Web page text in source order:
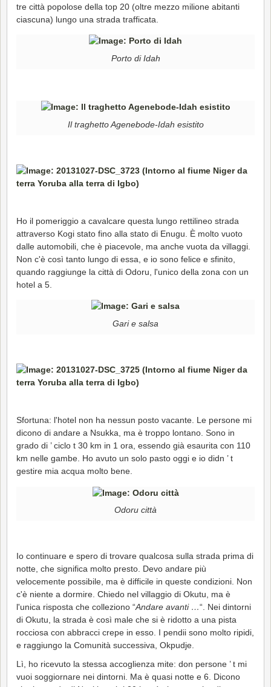
tre città popolose della top 20 (oltre mezzo milione abitanti
ciascuna) lungo una strada trafficata.
Porto di Idah
Il traghetto Agenebode-Idah esistito
Ho il pomeriggio a cavalcare questa lungo rettilineo strada
attraverso Kogi stato fino alla stato di Enugu. È molto vuoto
dalle automobili, che è piacevole, ma anche vuota da villaggi.
Non c'è così tanto lungo di essa, e io sono felice e sfinito,
quando raggiunge la città di Odoru, l'unico della zona con un
hotel a 5.
Gari e salsa
Sfortuna: l'hotel non ha nessun posto vacante. Le persone mi
dicono di andare a Nsukka, ma è troppo lontano. Sono in
grado di ’ ciclo t 30 km in 1 ora, essendo già esaurita con 110
km nelle gambe. Ho avuto un solo pasto oggi e io didn ’ t
gestire mia acqua molto bene.
Odoru città
Io continuare e spero di trovare qualcosa sulla strada prima di
notte, che significa molto presto. Devo andare più
velocemente possibile, ma è difficile in queste condizioni. Non
c'è niente a dormire. Chiedo nel villaggio di Okutu, ma è
l'unica risposta che colleziono “Andare avanti …“. Nei dintorni
di Okutu, la strada è così male che si è ridotto a una pista
rocciosa con abbracci crepe in esso. I pendii sono molto ripidi,
e raggiungo la Comunità successiva, Okpudje.
Lì, ho ricevuto la stessa accoglienza mite: don persone ’ t mi
vuoi soggiornare nei dintorni. Ma è quasi notte e 6. Dicono